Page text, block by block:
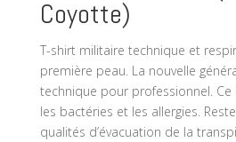
Coyotte)
T-shirt militaire technique et
première peau. La nouvelle
technique pour professionnel.
les bactéries et les allergies.
qualités d’évacuation de la